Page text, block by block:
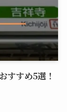
すすめ5選！